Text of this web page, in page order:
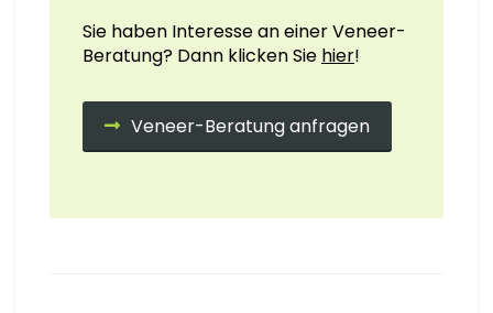
Sie haben Interesse an einer Veneer-
Beratung? Dann klicken Sie hier!
Veneer-Beratung anfragen